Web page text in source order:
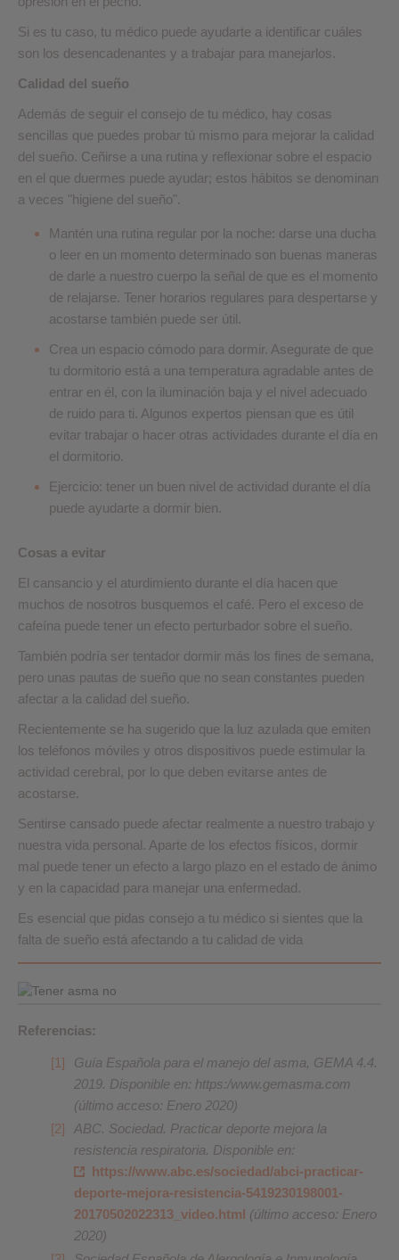
Si es tu caso, tu médico puede ayudarte a identificar cuáles
son los desencadenantes y a trabajar para manejarlos.
Calidad del sueño
Además de seguir el consejo de tu médico, hay cosas
sencillas que puedes probar tú mismo para mejorar la calidad
del sueño. Ceñirse a una rutina y reflexionar sobre el espacio
en el que duermes puede ayudar; estos hábitos se denominan
a veces "higiene del sueño".
Mantén una rutina regular por la noche: darse una ducha
o leer en un momento determinado son buenas maneras
de darle a nuestro cuerpo la señal de que es el momento
de relajarse. Tener horarios regulares para despertarse y
acostarse también puede ser útil.
Crea un espacio cómodo para dormir. Asegurate de que
tu dormitorio está a una temperatura agradable antes de
entrar en él, con la iluminación baja y el nivel adecuado
de ruido para ti. Algunos expertos piensan que es útil
evitar trabajar o hacer otras actividades durante el día en
el dormitorio.
Ejercicio: tener un buen nivel de actividad durante el día
puede ayudarte a dormir bien.
Cosas a evitar
El cansancio y el aturdimiento durante el día hacen que
muchos de nosotros busquemos el café. Pero el exceso de
cafeína puede tener un efecto perturbador sobre el sueño.
También podría ser tentador dormir más los fines de semana,
pero unas pautas de sueño que no sean constantes pueden
afectar a la calidad del sueño.
Recientemente se ha sugerido que la luz azulada que emiten
los teléfonos móviles y otros dispositivos puede estimular la
actividad cerebral, por lo que deben evitarse antes de
acostarse.
Sentirse cansado puede afectar realmente a nuestro trabajo y
nuestra vida personal. Aparte de los efectos físicos, dormir
mal puede tener un efecto a largo plazo en el estado de ánimo
y en la capacidad para manejar una enfermedad.
Es esencial que pidas consejo a tu médico si sientes que la
falta de sueño está afectando a tu calidad de vida
Referencias:
Guía Española para el manejo del asma, GEMA 4.4.
2019. Disponible en: https:/www.gemasma.com
(último acceso: Enero 2020)
ABC. Sociedad. Practicar deporte mejora la
resistencia respiratoria. Disponible en:
https://www.abc.es/sociedad/abci-practicar-
deporte-mejora-resistencia-5419230198001-
20170502022313_video.html (último acceso: Enero
2020)